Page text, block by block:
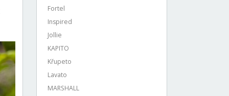
Fortel
Inspired
Jollie
KAPITO
Křupeto
Lavato
MARSHALL